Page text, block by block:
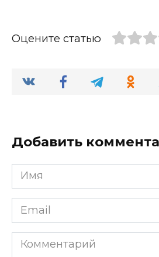
Оцените статью
Добавить
Имя
*
Email
*
Комментарий